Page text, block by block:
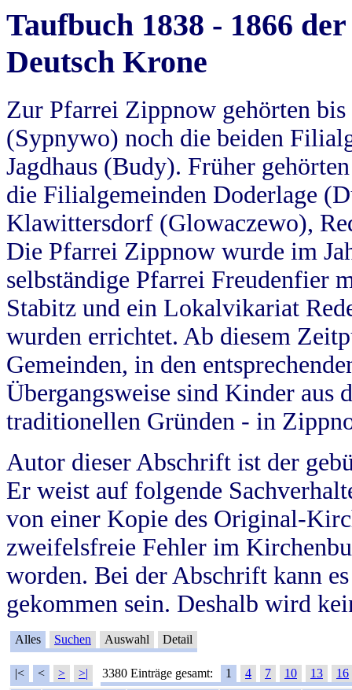
Taufbuch 1838 - 1866
Deutsch Krone
Zur Pfarrei Zippnow gehörten
(Sypnywo) noch die beiden
Jagdhaus (Budy). Früher
die Filialgemeinden Doderlage
Klawittersdorf (Glowaczewo),
Die Pfarrei Zippnow wurde im
selbständige Pfarrei Freudenfier
Stabitz und ein Lokalvikariat
wurden errichtet. Ab diesem
Gemeinden, in den
Übergangsweise sind Kinder aus
traditionellen Gründen - in
Autor dieser Abschrift ist der
Er weist auf folgende
von einer Kopie des Original-
zweifelsfreie Fehler im
worden. Bei der Abschrift kann
gekommen sein. Deshalb wird
Alles Suchen Auswahl Detail
|< < > >| 3380 Einträge gesamt: 1 4 7 10 13
16